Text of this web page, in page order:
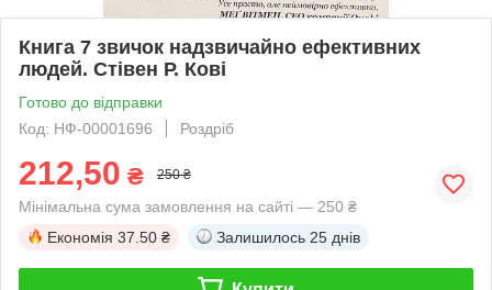
Книга 7 звичок надзвичайно ефективних
людей. Стівен Р. Кові
Готово до відправки
Код: НФ-00001696
Роздріб
212,50 ₴ 250 ₴
Мінімальна сума замовлення на сайті — 250 ₴
Економія 37.50 ₴ Залишилось 25 днів